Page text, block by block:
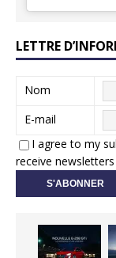
LETTRE
Nom
E-mail
I agree to my
receive newsletters